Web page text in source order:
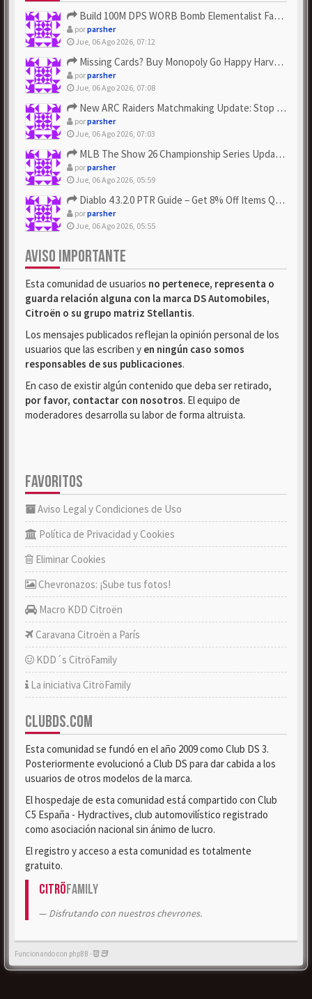
Build 100M DPS WORB Bomb Elementalist Fast - Grab POE Curren...
porparsher
Jue, 06 Ago 2026, 07:12
Missing Cards? Buy Monopoly Go Happy Harvest with Looney Tun...
porparsher
Jue, 06 Ago 2026, 07:08
New ARC Raiders Matchmaking Update: Stop Failed - Grab Bluep...
porparsher
Jue, 06 Ago 2026, 07:03
MLB The Show 26 Championship Series Update! Get Cheap & ...
porparsher
Jue, 06 Ago 2026, 05:59
Diablo 4 3.2.0 PTR Guide – Get 8% Off Items Quickly to Test ...
porparsher
Jue, 06 Ago 2026, 05:55
AVISO IMPORTANTE
Esta comunidad de usuarios no pertenece, representa o
guarda relación alguna con la marca DS Automobiles,
Citroën o su grupo matriz Stellantis.
Los mensajes publicados reflejan la opinión personal de los
usuarios que las escriben y en ningún caso somos
responsables de sus publicaciones.
En caso de existir algún contenido que deba ser retirado,
por favor, contactar con nosotros. El equipo de
moderadores desarrolla su labor de forma altruista.
FAVORITOS
Aviso Legal y Condiciones de Uso
Política de Privacidad y Cookies
Eliminar Cookies
Chevronazos: ¡Sube tus fotos!
Macro KDD Citroën
Caravana Citroën a París
KDD´s CitröFamily
La iniciativa CitröFamily
CLUBDS.COM
Esta comunidad se fundó en el año 2009 como Club DS 3.
Posteriormente evolucionó a Club DS para dar cabida a los
usuarios de otros modelos de la marca.
El hospedaje de esta comunidad está compartido con Club
C5 España - Hydractives, club automovilístico registrado
como asociación nacional sin ánimo de lucro.
El registro y acceso a esta comunidad es totalmente
gratuito.
CitröFamily
Disfrutando con nuestros chevrones.
Funcionando con phpBB -